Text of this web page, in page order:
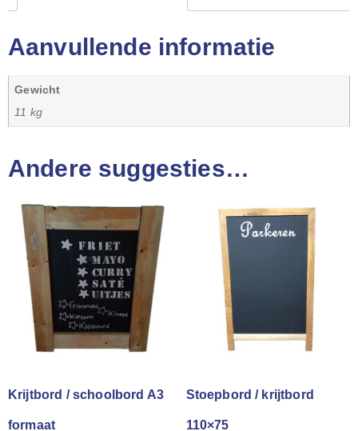
Aanvullende informatie
Gewicht
11 kg
Andere suggesties…
Krijtbord / schoolbord A3
formaat
Stoepbord / krijtbord
110×75